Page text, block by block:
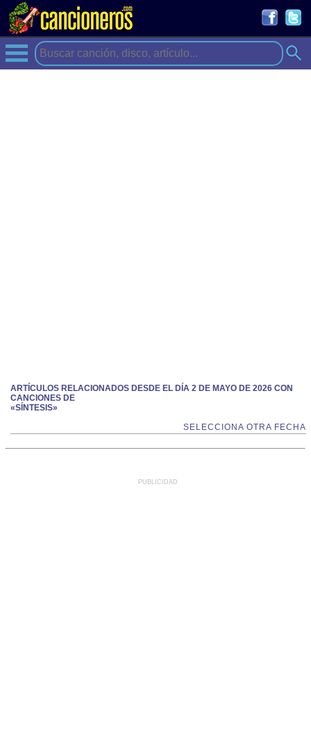
ARTÍCULOS RELACIONADOS DESDE EL DÍA 2 DE MAYO DE 2026 CON
CANCIONES DE
«SÍNTESIS»
SELECCIONA OTRA FECHA
PUBLICIDAD